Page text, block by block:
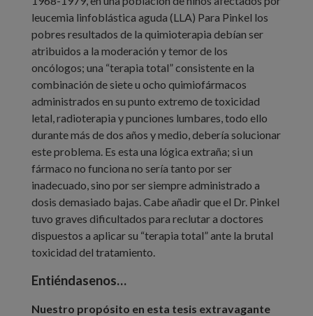
leucemia linfoblástica aguda (LLA) Para Pinkel los
pobres resultados de la quimioterapia debían ser
atribuidos a la moderación y temor de los
oncólogos; una “terapia total” consistente en la
combinación de siete u ocho quimiofármacos
administrados en su punto extremo de toxicidad
letal, radioterapia y punciones lumbares, todo ello
durante más de dos años y medio, debería solucionar
este problema. Es esta una lógica extraña; si un
fármaco no funciona no sería tanto por ser
inadecuado, sino por ser siempre administrado a
dosis demasiado bajas. Cabe añadir que el Dr. Pinkel
tuvo graves dificultados para reclutar a doctores
dispuestos a aplicar su “terapia total” ante la brutal
toxicidad del tratamiento.
Entiéndasenos…
Nuestro propósito en esta tesis extravagante